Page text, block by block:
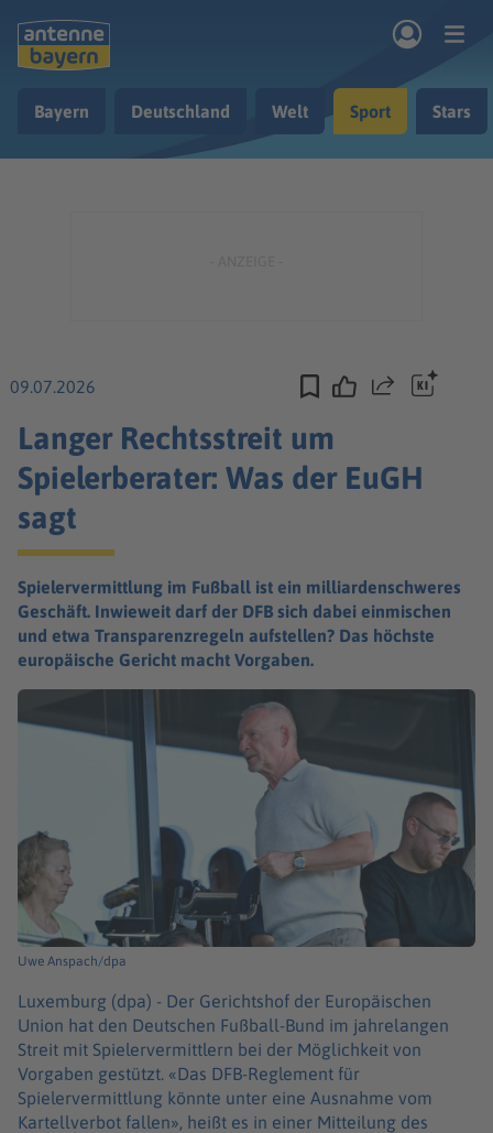
Bayern Deutschland Welt Sport Stars
09.07.2026 Teilen
Langer Rechtsstreit um
Spielerberater: Was der EuGH
sagt
Spielervermittlung im Fußball ist ein milliardenschweres
Geschäft. Inwieweit darf der DFB sich dabei einmischen
und etwa Transparenzregeln aufstellen? Das höchste
europäische Gericht macht Vorgaben.
Uwe Anspach/dpa
Luxemburg (dpa) - Der Gerichtshof der Europäischen
Union hat den Deutschen Fußball-Bund im jahrelangen
Streit mit Spielervermittlern bei der Möglichkeit von
Vorgaben gestützt. «Das DFB-Reglement für
Spielervermittlung könnte unter eine Ausnahme vom
Kartellverbot fallen», heißt es in einer Mitteilung des